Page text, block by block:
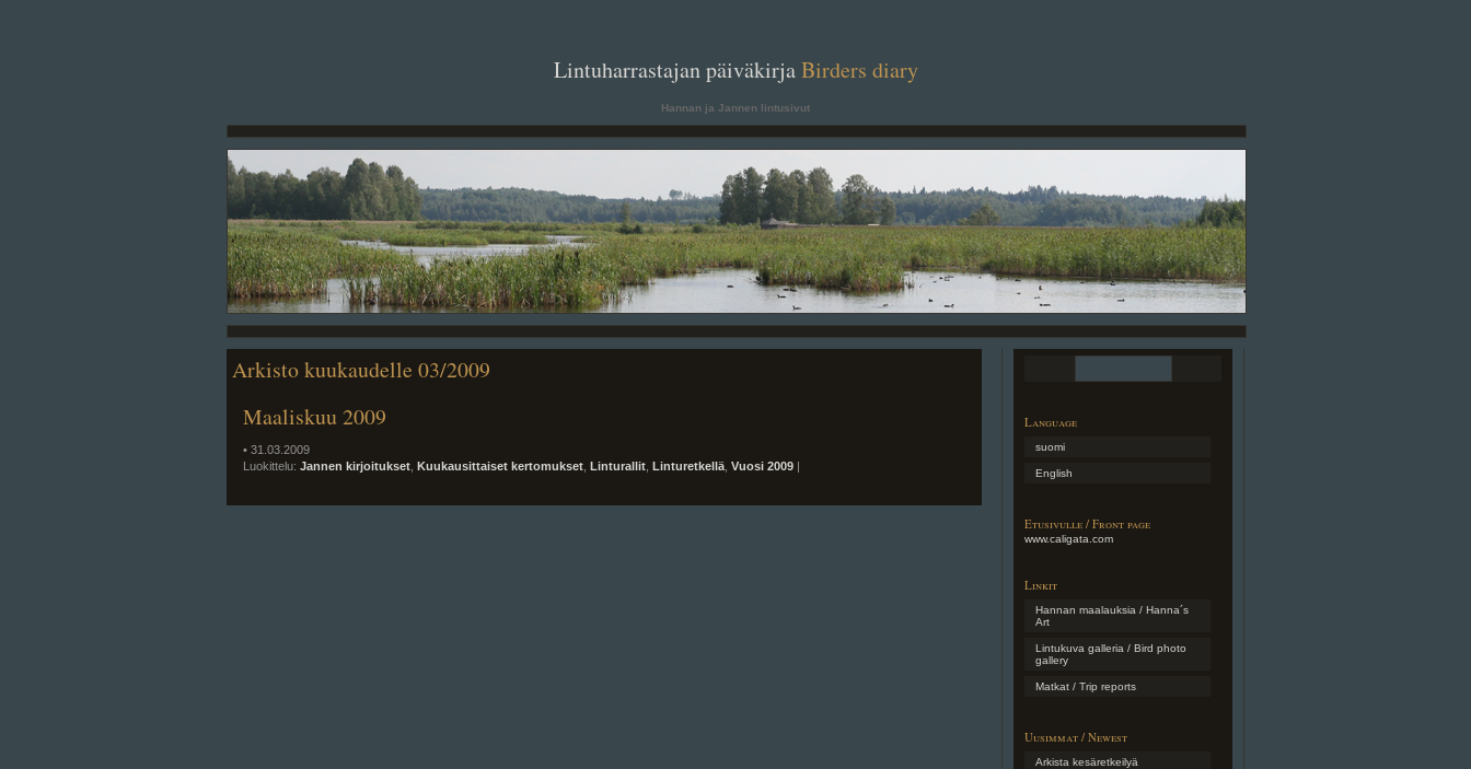
Lintuharrastajan päiväkirjaBirders diary. .
Hannan ja Jannen lintusivut
Arkisto kuukaudelle 03/2009
Maaliskuu 2009
• 31.03.2009
Luokittelu: Jannen kirjoitukset Kuukausittaiset kertomukset Linturallit Linturetkellä Vuosi 2009 |
Language
suomi
English
Etusivulle / Front page
www.caligata.com
Linkit
Hannan maalauksia / Hanna´s
Art
Lintukuva galleria / Bird photo
gallery
Matkat / Trip reports
Uusimmat / Newest
Arkista kesäretkeilyä